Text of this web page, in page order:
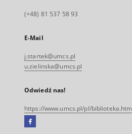
(+48) 81 537 58 93
E-Mail
j.startek@umcs.pl
u.zielinska@umcs.pl
Odwiedź nas!
https://www.umcs.pl/pl/biblioteka.htm
Facebook